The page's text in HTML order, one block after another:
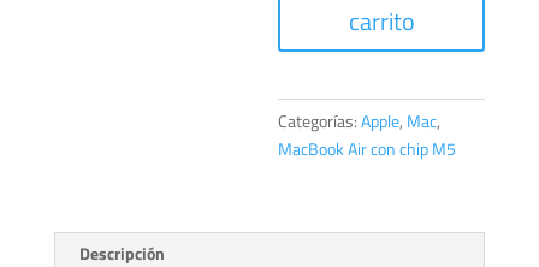
carrito
Categorías:Apple, Mac,
MacBook Air con chip M5
Descripción